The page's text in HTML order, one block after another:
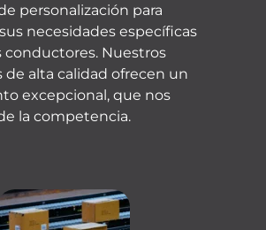
personalización para
necesidades específicas
conductores. Nuestros
de alta calidad ofrecen un
excepcional, que nos
la competencia.